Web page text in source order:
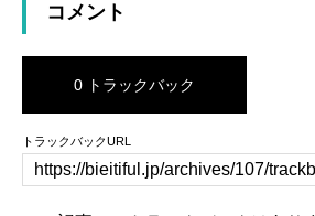
コメント
0 トラックバック
トラックバックURL